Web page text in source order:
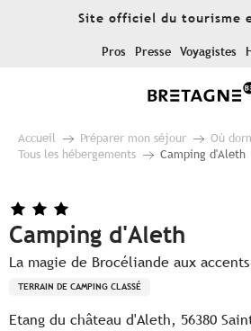
Site officiel du tourisme
Pros Presse Voyagistes
Accueil Préparer mon séjour
Où
Tous les hébergements
Camping d'Aleth
Camping d'Aleth
La magie de Brocéliande aux
TERRAIN DE CAMPING CLASSÉ
Etang du château d'Aleth, 56380